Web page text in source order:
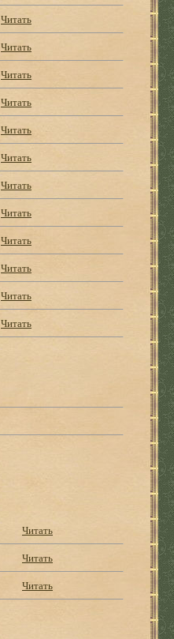
Читать
Читать
Читать
Читать
Читать
Читать
Читать
Читать
Читать
Читать
Читать
Читать
Читать
Читать
Читать